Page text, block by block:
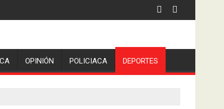
OPINIÓN POLICIACA DEPORTES